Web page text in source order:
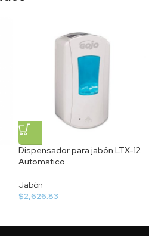
Dispensador para jabón LTX-12
Automatico
Jabón
$2,626.83